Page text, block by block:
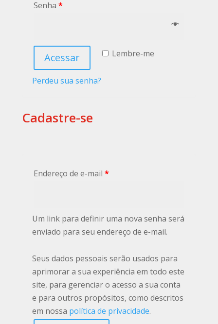
Senha *
Lembre-me
Acessar
Perdeu sua senha?
Cadastre-se
Endereço de e-mail *
Um link para definir uma nova senha será
enviado para seu endereço de e-mail.
Seus dados pessoais serão usados para
aprimorar a sua experiência em todo este
site, para gerenciar o acesso a sua conta
e para outros propósitos, como descritos
em nossa política de privacidade.